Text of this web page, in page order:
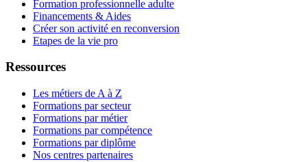
techniques d’écoute,
L'identification et la valorisation de ses compétences,
Mise en évidence de vos connaissances, compétences et
savoir-être,
Accompagnement dans l'investigation métier et les entretiens
Détermination d'un plan d'action pour construire votre futur
parcours professionnel.
La remise d'une synthèse (relue avec le bénéficiaire et
amendée) décrivant un projet professionnel réaliste et
réalisable, incluant les besoins en formation, pouvant être
présenté à l'employeur actuel ou futur, ou à Pôle Emploi.
Formation professionnelle adulte
Financements & Aides
Créer son activité en reconversion
Etapes de la vie pro
Ressources
Les métiers de A à Z
Formations par secteur
Formations par métier
Formations par compétence
Formations par diplôme
Nos centres partenaires